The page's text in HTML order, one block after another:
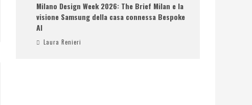
Milano Design Week 2026: The Brief Milan e la
visione Samsung della casa connessa Bespoke
AI
Laura Renieri